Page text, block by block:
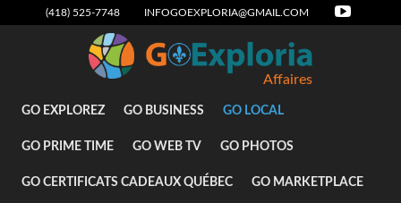
(418) 525-7748 INFOGOEXPLORIA@GMAIL.COM
Affaires
GO EXPLOREZ GO BUSINESS GO LOCAL
GO PRIME TIME GO WEB TV GO PHOTOS
GO CERTIFICATS CADEAUX QUÉBEC GO MARKETPLACE